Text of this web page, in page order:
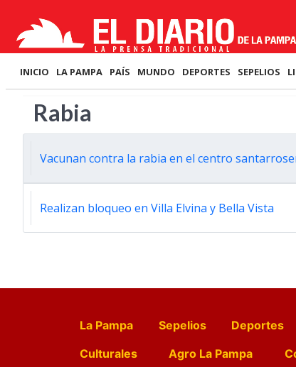
INICIO LA PAMPA PAÍS MUNDO DEPORTES SEPELIOS
Rabia
Vacunan contra la rabia en el centro
Realizan bloqueo en Villa Elvina y Bella Vista
La Pampa Sepelios Deportes
Culturales
Agro La Pampa